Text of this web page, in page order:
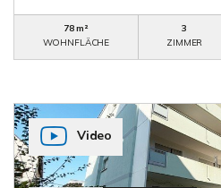
78 m²
WOHNFLÄCHE
3
ZIMMER
Video